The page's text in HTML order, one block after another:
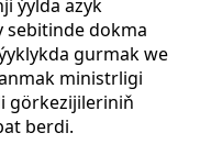
ýylda azyk
sebitinde dokma
gurmak we
ministrligi
görkezijileriniň
berdi.